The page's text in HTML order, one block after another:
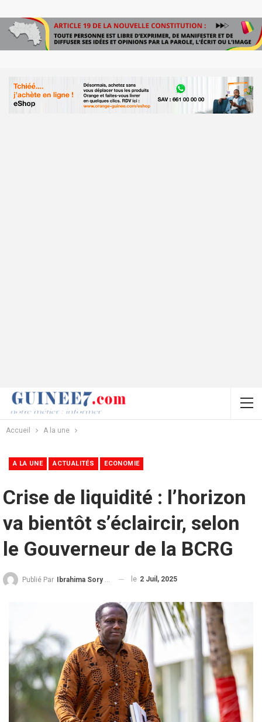
Accueil A la une
A LA UNE ACTUALITÉS ECONOMIE
Crise de liquidité : l’horizon
va bientôt s’éclaircir, selon
le Gouverneur de la BCRG
Publié Par Ibrahima Sory Diallo le 2 Juil, 2025